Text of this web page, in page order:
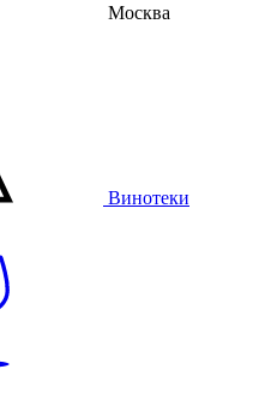
Москва
Винотеки